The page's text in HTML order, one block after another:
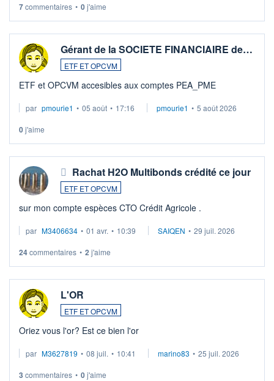
7commentaires • 0j'aime
Gérant de la SOCIETE FINANCIAIRE de…
ETF ET OPCVM
ETF et OPCVM accesibles aux comptes PEA_PME
par pmourie1 • 05 août • 17:16 pmourie1 • 5 août 2026
0j'aime
Rachat H2O Multibonds crédité ce jour
ETF ET OPCVM
sur mon compte espèces CTO Crédit Agricole .
par M3406634 • 01 avr. • 10:39 SAIQEN • 29 juil. 2026
24commentaires • 2 j'aime
L'OR
ETF ET OPCVM
Oriez vous l'or? Est ce bien l'or
par M3627819 • 08 juil. • 10:41 marino83 • 25 juil. 2026
3 commentaires • 0j'aime